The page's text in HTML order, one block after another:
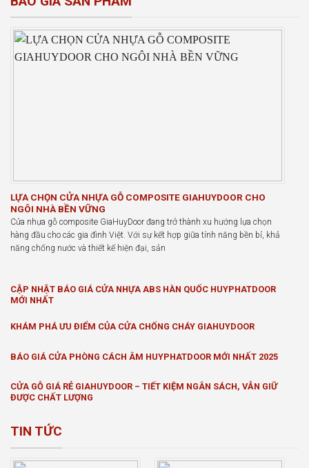
LỰA CHỌN CỬA NHỰA GỖ COMPOSITE GIAHUYDOOR CHO
NGÔI NHÀ BỀN VỮNG
Cửa nhựa gỗ composite GiaHuyDoor đang trở thành xu hướng lựa chọn
hàng đầu cho các gia đình Việt. Với sự kết hợp giữa tính năng bền bỉ, khả
năng chống nước và thiết kế hiện đại, sản
CẬP NHẬT BÁO GIÁ CỬA NHỰA ABS HÀN QUỐC HUYPHATDOOR
MỚI NHẤT
KHÁM PHÁ ƯU ĐIỂM CỦA CỬA CHỐNG CHÁY GIAHUYDOOR
BÁO GIÁ CỬA PHÒNG CÁCH ÂM HUYPHATDOOR MỚI NHẤT 2025
CỬA GỖ GIÁ RẺ GIAHUYDOOR – TIẾT KIỆM NGÂN SÁCH, VẪN GIỮ
ĐƯỢC CHẤT LƯỢNG
TIN TỨC